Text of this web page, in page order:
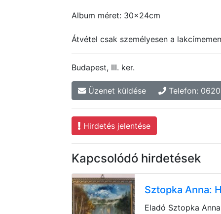
Album méret: 30x24cm
Átvétel csak személyesen a
Budapest, III. ker.
Üzenet küldése Telefon:
Hirdetés jelentése
Kapcsolódó hirdetések
Sztopka Anna:
Eladó Sztopka